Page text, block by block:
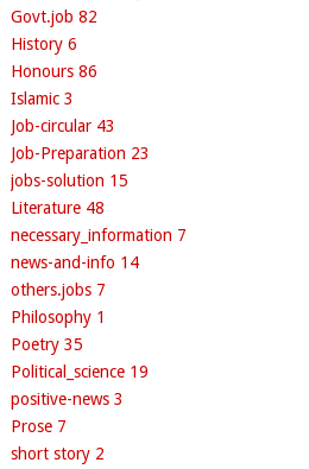
Govt.job 82
History 6
Honours 86
Islamic 3
Job-circular 43
Job-Preparation 23
jobs-solution 15
Literature 48
necessary_information 7
news-and-info 14
others.jobs 7
Philosophy 1
Poetry 35
Political_science 19
positive-news 3
Prose 7
short story 2